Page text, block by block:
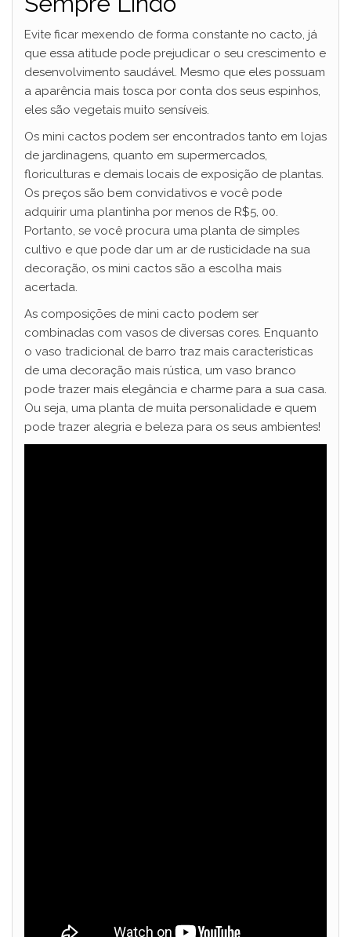
Evite ficar mexendo de forma constante no cacto, já
que essa atitude pode prejudicar o seu crescimento e
desenvolvimento saudável. Mesmo que eles possuam
a aparência mais tosca por conta dos seus espinhos,
eles são vegetais muito sensíveis.
Os mini cactos podem ser encontrados tanto em lojas
de jardinagens, quanto em supermercados,
floriculturas e demais locais de exposição de plantas.
Os preços são bem convidativos e você pode
adquirir uma plantinha por menos de R$5, 00.
Portanto, se você procura uma planta de simples
cultivo e que pode dar um ar de rusticidade na sua
decoração, os mini cactos são a escolha mais
acertada.
As composições de mini cacto podem ser
combinadas com vasos de diversas cores. Enquanto
o vaso tradicional de barro traz mais características
de uma decoração mais rústica, um vaso branco
pode trazer mais elegância e charme para a sua casa.
Ou seja, uma planta de muita personalidade e quem
pode trazer alegria e beleza para os seus ambientes!